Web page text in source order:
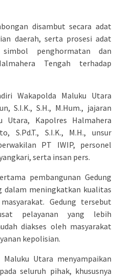
disambut secara adat
daerah, serta prosesi adat
penghormatan dan
Tengah terhadap
Wakapolda Maluku Utara
S.I.K., S.H., M.Hum., jajaran
Utara, Kapolres Halmahera
S.Pd.T., S.I.K., M.H., unsur
PT IWIP, personel
serta insan pers.
pembangunan Gedung
dalam meningkatkan kualitas
Gedung tersebut
pelayanan yang lebih
diakses oleh masyarakat
kepolisian.
Utara menyampaikan
seluruh pihak, khususnya